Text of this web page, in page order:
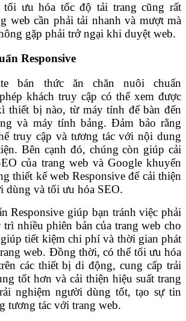
tối ưu hóa tốc độ tải trang cũng rất
web cần phải tải nhanh và mượt mà
gặp phải trở ngại khi duyệt web.
Responsive
bán thức ăn chăn nuôi chuẩn
khách truy cập có thể xem được
thiết bị nào, từ máy tính để bàn đến
và máy tính bảng. Đảm bảo rằng
truy cập và tương tác với nội dung
Bên cạnh đó, chúng còn giúp cải
của trang web và Google khuyến
thiết kế web Responsive để cải thiện
dùng và tối ưu hóa SEO.
Responsive giúp bạn tránh việc phải
nhiều phiên bản của trang web cho
tiết kiệm chi phí và thời gian phát
web. Đồng thời, có thể tối ưu hóa
các thiết bị di động, cung cấp trải
tốt hơn và cải thiện hiệu suất trang
nghiệm người dùng tốt, tạo sự tin
tương tác với trang web.